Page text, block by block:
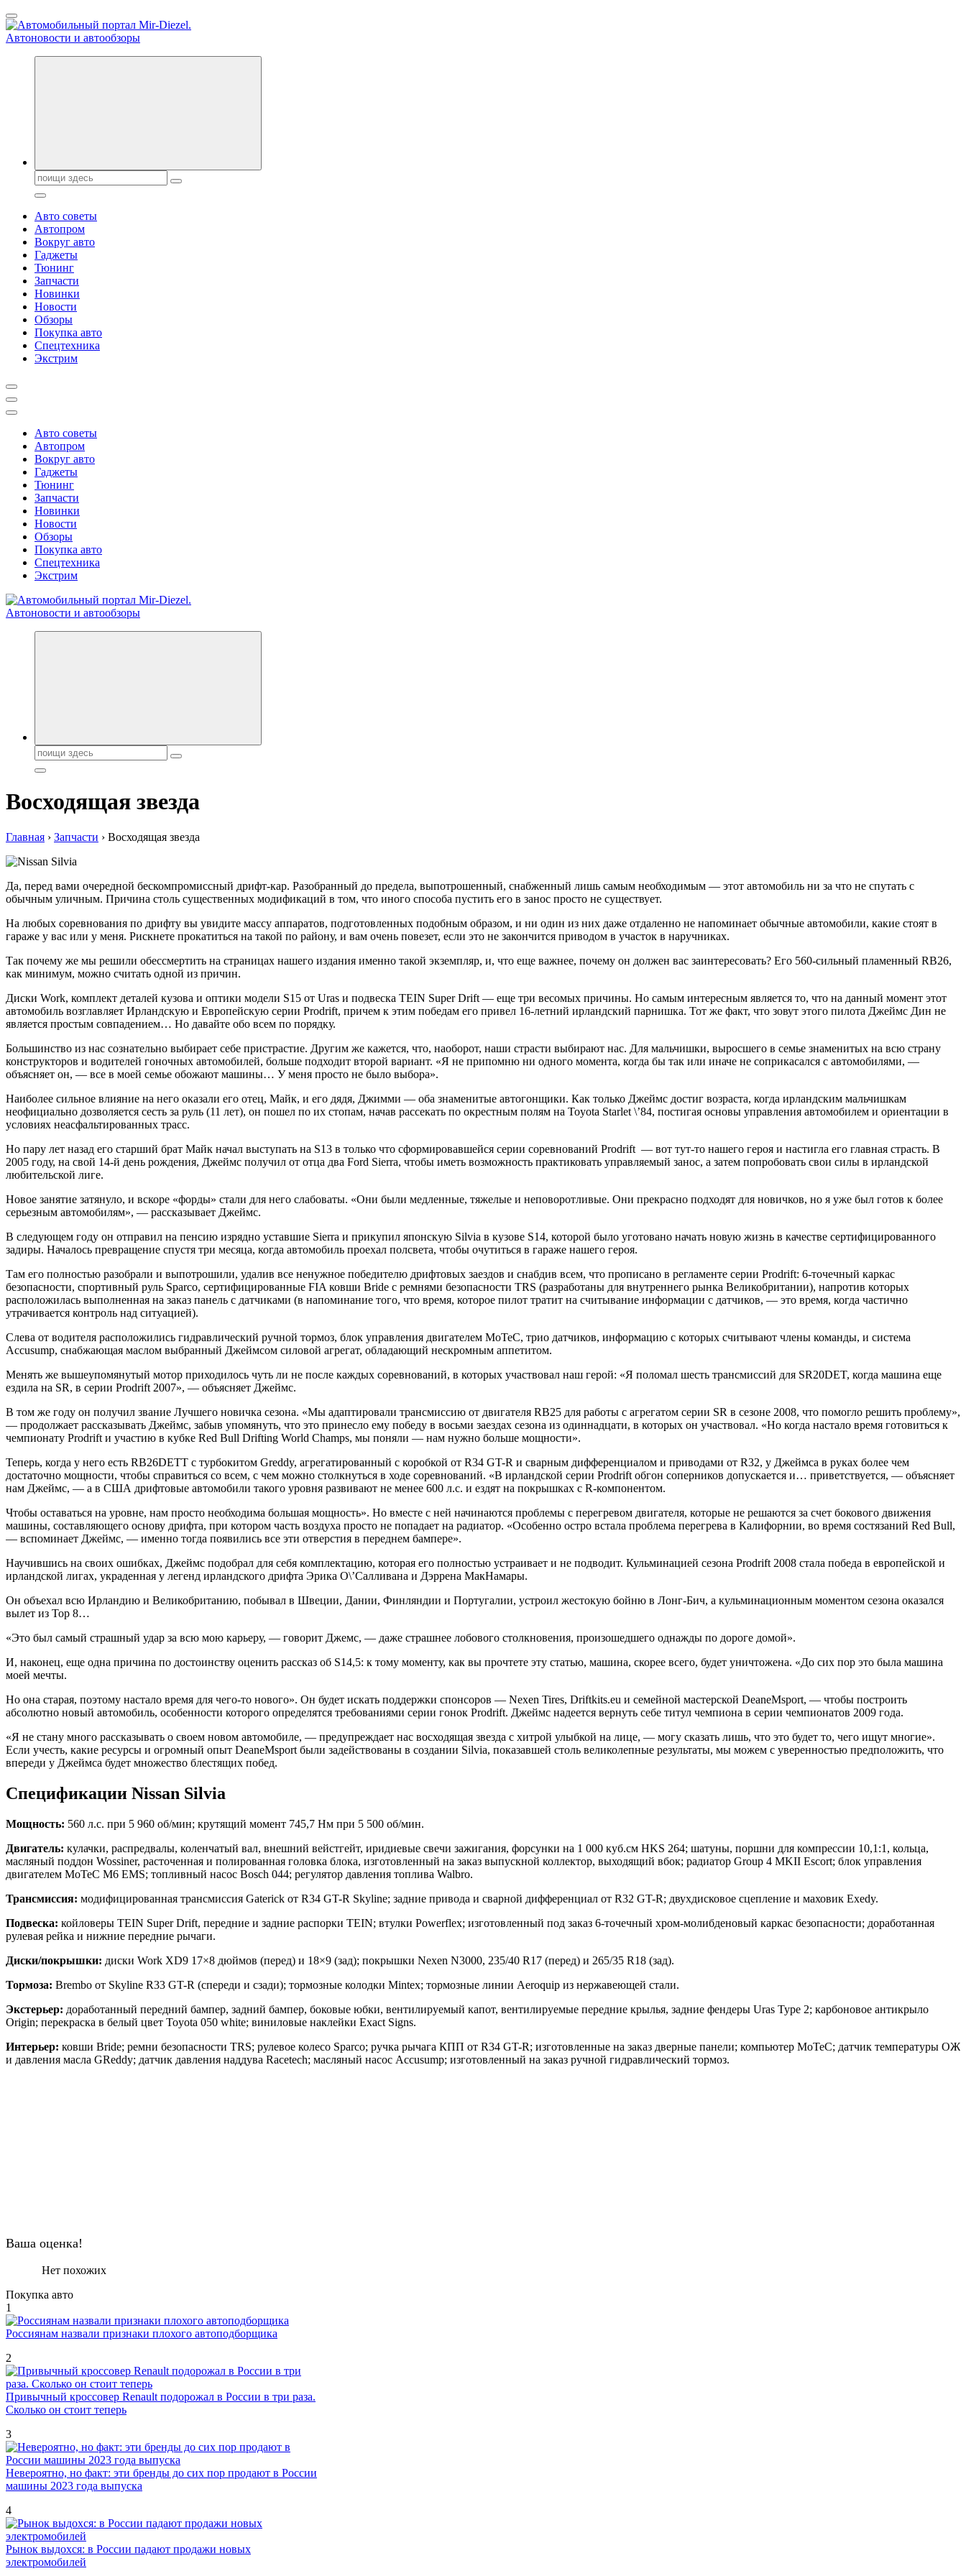
Перейти
к
содержанию
Справочник автомобилиста. Обзор новинок популярных автобрендов, технические характреристики, фото и автообзоры. Автотюнинг, тест-драйвы. Шины, диски, резина
Поиск:
Авто советы
Автопром
Вокруг авто
Гаджеты
Тюнинг
Запчасти
Новинки
Новости
Обзоры
Покупка авто
Спецтехника
Экстрим
Авто советы
Автопром
Вокруг авто
Гаджеты
Тюнинг
Запчасти
Новинки
Новости
Обзоры
Покупка авто
Спецтехника
Экстрим
Справочник автомобилиста. Обзор новинок популярных автобрендов, технические характреристики, фото и автообзоры. Автотюнинг, тест-драйвы. Шины, диски, резина
Поиск:
Восходящая звезда
Главная › Запчасти › Восходящая звезда
Да, перед вами очередной бескомпромиссный дрифт-кар. Разобранный до предела, выпотрошенный, снабженный лишь самым необходимым — этот автомобиль ни за что не спутать с
обычным уличным. Причина столь существенных модификаций в том, что иного способа пустить его в занос просто не существует.
На любых соревнования по дрифту вы увидите массу аппаратов, подготовленных подобным образом, и ни один из них даже отдаленно не напоминает обычные автомобили, какие стоят в
гараже у вас или у меня. Рискнете прокатиться на такой по району, и вам очень повезет, если это не закончится приводом в участок в наручниках.
Так почему же мы решили обессмертить на страницах нашего издания именно такой экземпляр, и, что еще важнее, почему он должен вас заинтересовать? Его 560-сильный пламенный RB26,
как минимум, можно считать одной из причин.
Диски Work, комплект деталей кузова и оптики модели S15 от Uras и подвеска TEIN Super Drift — еще три весомых причины. Но самым интересным является то, что на данный момент этот
автомобиль возглавляет Ирландскую и Европейскую серии Prodrift, причем к этим победам его привел 16-летний ирландский парнишка. Тот же факт, что зовут этого пилота Джеймс Дин не
является простым совпадением… Но давайте обо всем по порядку.
Большинство из нас сознательно выбирает себе пристрастие. Другим же кажется, что, наоборот, наши страсти выбирают нас. Для мальчишки, выросшего в семье знаменитых на всю страну
конструкторов и водителей гоночных автомобилей, больше подходит второй вариант. «Я не припомню ни одного момента, когда бы так или иначе не соприкасался с автомобилями, —
объясняет он, — все в моей семье обожают машины… У меня просто не было выбора».
Наиболее сильное влияние на него оказали его отец, Майк, и его дядя, Джимми — оба знаменитые автогонщики. Как только Джеймс достиг возраста, когда ирландским мальчишкам
неофициально дозволяется сесть за руль (11 лет), он пошел по их стопам, начав рассекать по окрестным полям на Toyota Starlet \’84, постигая основы управления автомобилем и ориентации в
условиях неасфальтированных трасс.
Но пару лет назад его старший брат Майк начал выступать на S13 в только что сформировавшейся серии соревнований Prodrift — вот тут-то нашего героя и настигла его главная страсть. В
2005 году, на свой 14-й день рождения, Джеймс получил от отца два Ford Sierra, чтобы иметь возможность практиковать управляемый занос, а затем попробовать свои силы в ирландской
любительской лиге.
Новое занятие затянуло, и вскоре «форды» стали для него слабоваты. «Они были медленные, тяжелые и неповоротливые. Они прекрасно подходят для новичков, но я уже был готов к более
серьезным автомобилям», — рассказывает Джеймс.
В следующем году он отправил на пенсию изрядно уставшие Sierra и прикупил японскую Silvia в кузове S14, которой было уготовано начать новую жизнь в качестве сертифицированного
задиры. Началось превращение спустя три месяца, когда автомобиль проехал полсвета, чтобы очутиться в гараже нашего героя.
Там его полностью разобрали и выпотрошили, удалив все ненужное победителю дрифтовых заездов и снабдив всем, что прописано в регламенте серии Prodrift: 6-точечный каркас
безопасности, спортивный руль Sparco, сертифицированные FIA ковши Bride с ремнями безопасности TRS (разработаны для внутреннего рынка Великобритании), напротив которых
расположилась выполненная на заказ панель с датчиками (в напоминание того, что время, которое пилот тратит на считывание информации с датчиков, — это время, когда частично
утрачивается контроль над ситуацией).
Слева от водителя расположились гидравлический ручной тормоз, блок управления двигателем MoTeC, трио датчиков, информацию с которых считывают члены команды, и система
Accusump, снабжающая маслом выбранный Джеймсом силовой агрегат, обладающий нескромным аппетитом.
Менять же вышеупомянутый мотор приходилось чуть ли не после каждых соревнований, в которых участвовал наш герой: «Я поломал шесть трансмиссий для SR20DET, когда машина еще
ездила на SR, в серии Prodrift 2007», — объясняет Джеймс.
В том же году он получил звание Лучшего новичка сезона. «Мы адаптировали трансмиссию от двигателя RB25 для работы с агрегатом серии SR в сезоне 2008, что помогло решить проблему»,
— продолжает рассказывать Джеймс, забыв упомянуть, что это принесло ему победу в восьми заездах сезона из одиннадцати, в которых он участвовал. «Но когда настало время готовиться к
чемпионату Prodrift и участию в кубке Red Bull Drifting World Champs, мы поняли — нам нужно больше мощности».
Теперь, когда у него есть RB26DETT с турбокитом Greddy, агрегатированный с коробкой от R34 GT-R и сварным дифференциалом и приводами от R32, у Джеймса в руках более чем
достаточно мощности, чтобы справиться со всем, с чем можно столкнуться в ходе соревнований. «В ирландской серии Prodrift обгон соперников допускается и… приветствуется, — объясняет
нам Джеймс, — а в США дрифтовые автомобили такого уровня развивают не менее 600 л.с. и ездят на покрышках с R-компонентом.
Чтобы оставаться на уровне, нам просто необходима большая мощность». Но вместе с ней начинаются проблемы с перегревом двигателя, которые не решаются за счет бокового движения
машины, составляющего основу дрифта, при котором часть воздуха просто не попадает на радиатор. «Особенно остро встала проблема перегрева в Калифорнии, во время состязаний Red Bull,
— вспоминает Джеймс, — именно тогда появились все эти отверстия в переднем бампере».
Научившись на своих ошибках, Джеймс подобрал для себя комплектацию, которая его полностью устраивает и не подводит. Кульминацией сезона Prodrift 2008 стала победа в европейской и
ирландской лигах, украденная у легенд ирландского дрифта Эрика О\’Салливана и Дэррена МакНамары.
Он объехал всю Ирландию и Великобританию, побывал в Швеции, Дании, Финляндии и Португалии, устроил жестокую бойню в Лонг-Бич, а кульминационным моментом сезона оказался
вылет из Top 8…
«Это был самый страшный удар за всю мою карьеру, — говорит Джемс, — даже страшнее лобового столкновения, произошедшего однажды по дороге домой».
И, наконец, еще одна причина по достоинству оценить рассказ об S14,5: к тому моменту, как вы прочтете эту статью, машина, скорее всего, будет уничтожена. «До сих пор это была машина
моей мечты.
Но она старая, поэтому настало время для чего-то нового». Он будет искать поддержки спонсоров — Nexen Tires, Driftkits.eu и семейной мастерской DeaneMsport, — чтобы построить
абсолютно новый автомобиль, особенности которого определятся требованиями серии гонок Prodrift. Джеймс надеется вернуть себе титул чемпиона в серии чемпионатов 2009 года.
«Я не стану много рассказывать о своем новом автомобиле, — предупреждает нас восходящая звезда с хитрой улыбкой на лице, — могу сказать лишь, что это будет то, чего ищут многие».
Если учесть, какие ресурсы и огромный опыт DeaneMsport были задействованы в создании Silvia, показавшей столь великолепные результаты, мы можем с уверенностью предположить, что
впереди у Джеймса будет множество блестящих побед.
Спецификации Nissan Silvia
Мощность: 560 л.с. при 5 960 об/мин; крутящий момент 745,7 Нм при 5 500 об/мин.
Двигатель: кулачки, распредвалы, коленчатый вал, внешний вейстгейт, иридиевые свечи зажигания, форсунки на 1 000 куб.см HKS 264; шатуны, поршни для компрессии 10,1:1, кольца,
масляный поддон Wossiner, расточенная и полированная головка блока, изготовленный на заказ выпускной коллектор, выходящий вбок; радиатор Group 4 MKII Escort; блок управления
двигателем MoTeC M6 EMS; топливный насос Bosch 044; регулятор давления топлива Walbro.
Трансмиссия: модифицированная трансмиссия Gaterick от R34 GT-R Skyline; задние привода и сварной дифференциал от R32 GT-R; двухдисковое сцепление и маховик Exedy.
Подвеска: койловеры TEIN Super Drift, передние и задние распорки TEIN; втулки Powerflex; изготовленный под заказ 6-точечный хром-молибденовый каркас безопасности; доработанная
рулевая рейка и нижние передние рычаги.
Диски/покрышки: диски Work XD9 17×8 дюймов (перед) и 18×9 (зад); покрышки Nexen N3000, 235/40 R17 (перед) и 265/35 R18 (зад).
Тормоза: Brembo от Skyline R33 GT-R (спереди и сзади); тормозные колодки Mintex; тормозные линии Aeroquip из нержавеющей стали.
Экстерьер: доработанный передний бампер, задний бампер, боковые юбки, вентилируемый капот, вентилируемые передние крылья, задние фендеры Uras Type 2; карбоновое антикрыло
Origin; перекраска в белый цвет Toyota 050 white; виниловые наклейки Exact Signs.
Интерьер: ковши Bride; ремни безопасности TRS; рулевое колесо Sparco; ручка рычага КПП от R34 GT-R; изготовленные на заказ дверные панели; компьютер MoTeC; датчик температуры ОЖ
и давления масла GReddy; датчик давления наддува Racetech; масляный насос Accusump; изготовленный на заказ ручной гидравлический тормоз.
Ваша оценка!
Нет похожих
Покупка авто
1
Россиянам назвали признаки плохого автоподборщика
2
Привычный кроссовер Renault подорожал в России в три раза.
Сколько он стоит теперь
3
Невероятно, но факт: эти бренды до сих пор продают в России
машины 2023 года выпуска
4
Рынок выдохся: в России падают продажи новых
электромобилей